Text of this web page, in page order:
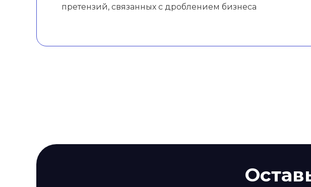
претензий, связанных с дроблением бизнеса